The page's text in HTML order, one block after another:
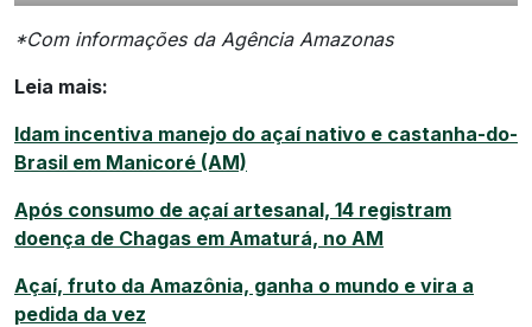
*Com informações da Agência Amazonas
Leia mais:
Idam incentiva manejo do açaí nativo e castanha-do-
Brasil em Manicoré (AM)
Após consumo de açaí artesanal, 14 registram
doença de Chagas em Amaturá, no AM
Açaí, fruto da Amazônia, ganha o mundo e vira a
pedida da vez